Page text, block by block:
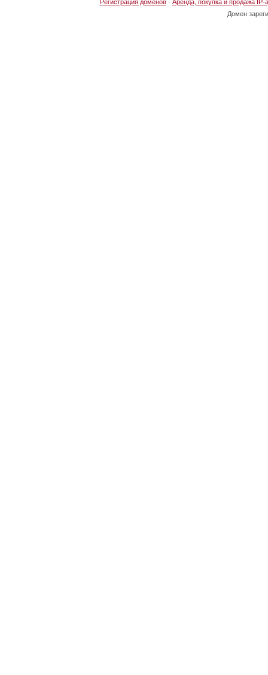
Регистрация доменов· Аренда, покупка и продажа IP-
Домен